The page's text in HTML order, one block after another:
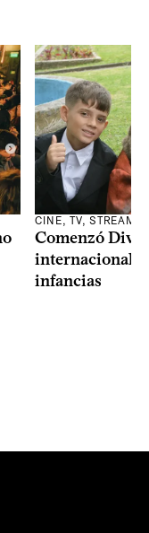
CINE, TV,
Comenzó
internacional
infancias